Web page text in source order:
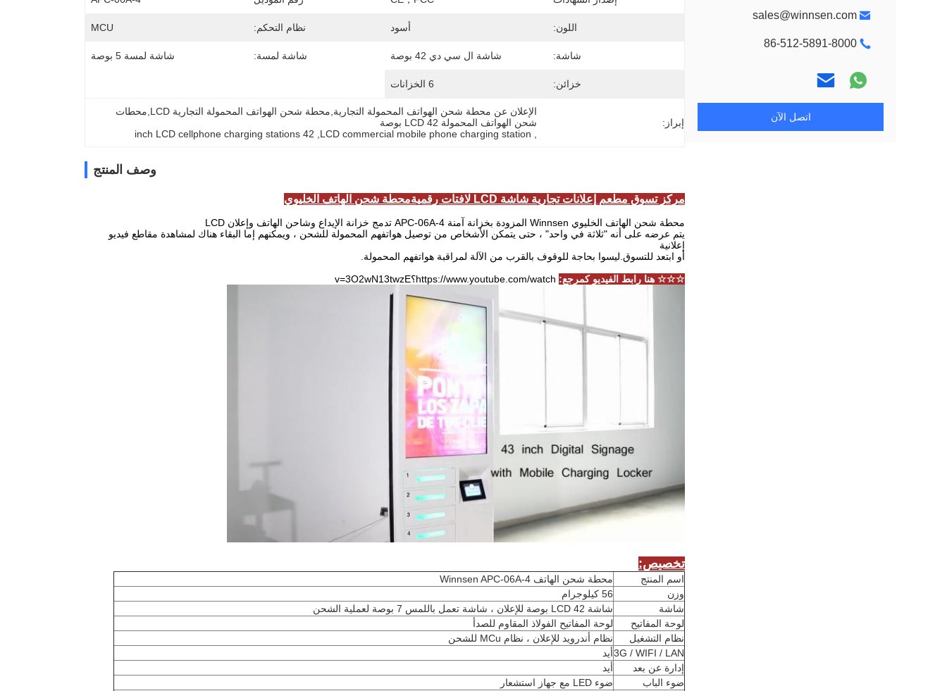
sales@winnsen.com
86-512-5891-8000
اتصل الآن
اللون: أسود نظام التحكم: MCU
شاشة: شاشة ال سي دي 42 بوصة شاشة لمسة: شاشة لمسة 5 بوصة
خزائن: 6 الخزانات
إبراز:
شحن الهواتف المحمولة LCD 42 بوصة
LCD commercial mobile phone charging station
42 inch LCD cellphone charging stations
وصف المنتج
مركز تسوق مطعم إعلانات تجارية شاشة LCD لافتات رقمية محطة شحن الهاتف الخليوي
محطة شحن الهاتف الخليوي Winnsen المزودة بخزانة آمنة APC-06A-4 تدمج خزانة الإيداع وشاحن الهاتف وإعلان LCD
يتم عرضه على أنه "ثلاثة في واحد" ، حتى يتمكن الأشخاص من توصيل هواتفهم المحمولة للشحن ، ويمكنهم إما البقاء هناك لمشاهدة مقاطع فيديو
إعلانية
أو ابتعد للتسوق.ليسوا بحاجة للوقوف بالقرب من الآلة لمراقبة هواتفهم المحمولة.
☆☆☆ هنا رابط الفيديو كمرجع:
تخصيص:
اسم المنتج
محطة شحن الهاتف Winnsen APC-06A-4
وزن
56 كيلوجرام
شاشة
شاشة LCD 42 بوصة للإعلان ، شاشة تعمل باللمس 7 بوصة لعملية الشحن
لوحة المفاتيح
لوحة المفاتيح الفولاذ المقاوم للصدأ
نظام التشغيل
نظام أندرويد للإعلان ، نظام MCu للشحن
3G / WIFI / LANأيد
إدارة عن بعد
أيد
ضوء الباب
ضوء LED مع جهاز استشعار